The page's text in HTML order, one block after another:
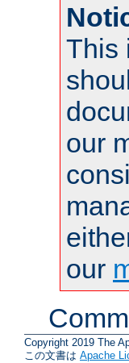
This
our
our
Copyright 2019 The
この文書は Apache